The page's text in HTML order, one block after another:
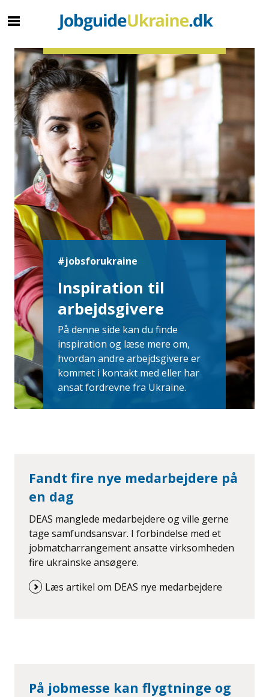
#jobsforukraine
Inspiration til
arbejdsgivere
På denne side kan du finde
inspiration og læse mere om,
hvordan andre arbejdsgivere er
kommet i kontakt med eller har
ansat fordrevne fra Ukraine.
Fandt fire nye medarbejdere på
en dag
DEAS manglede medarbejdere og ville gerne
tage samfundsansvar. I forbindelse med et
jobmatcharrangement ansatte virksomheden
fire ukrainske ansøgere.
Læs artikel om DEAS nye medarbejdere
På jobmesse kan flygtninge og